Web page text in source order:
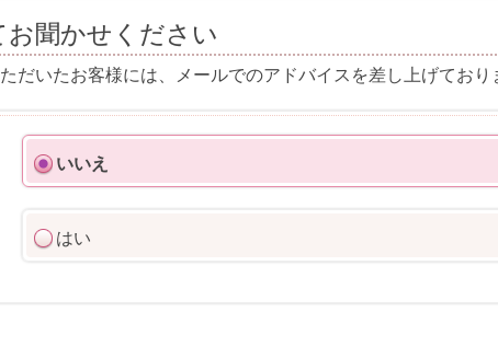
聞かせください
だいたお客様には、メールでのアドバイスを差し上げており
いいえ
はい